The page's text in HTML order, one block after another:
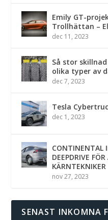
Emily GT-
Trollhättan –
dec 11, 2023
Så stor
olika typer av
dec 7, 2023
Tesla
dec 1, 2023
CONTINENTAL
DEEPDRIVE
KÄRNTEKNIKER
nov 27, 2023
SENAST INKOMNA